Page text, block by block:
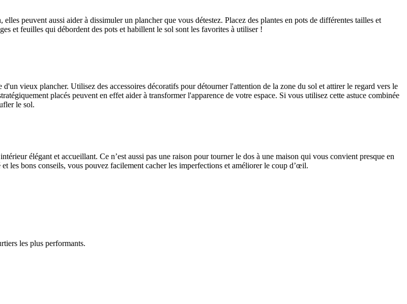
peuvent aussi aider à dissimuler un plancher que vous détestez. Placez des plantes en pots de différentes tailles et
et feuilles qui débordent des pots et habillent le sol sont les favorites à utiliser !
vieux plancher. Utilisez des accessoires décoratifs pour détourner l'attention de la zone du sol et attirer le regard vers le
placés peuvent en effet aider à transformer l'apparence de votre espace. Si vous utilisez cette astuce combinée
le sol.
élégant et accueillant. Ce n’est aussi pas une raison pour tourner le dos à une maison qui vous convient presque en
les bons conseils, vous pouvez facilement cacher les imperfections et améliorer le coup d’œil.
les plus performants.